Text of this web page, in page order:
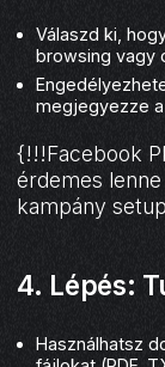
Válaszd ki,
browsing vagy
megjegyezze
{!!!Facebook
érdemes
kampány
4. Lépés:
Használhatsz